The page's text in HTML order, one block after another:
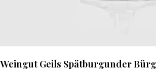
Weingut Geils Spätburgunder